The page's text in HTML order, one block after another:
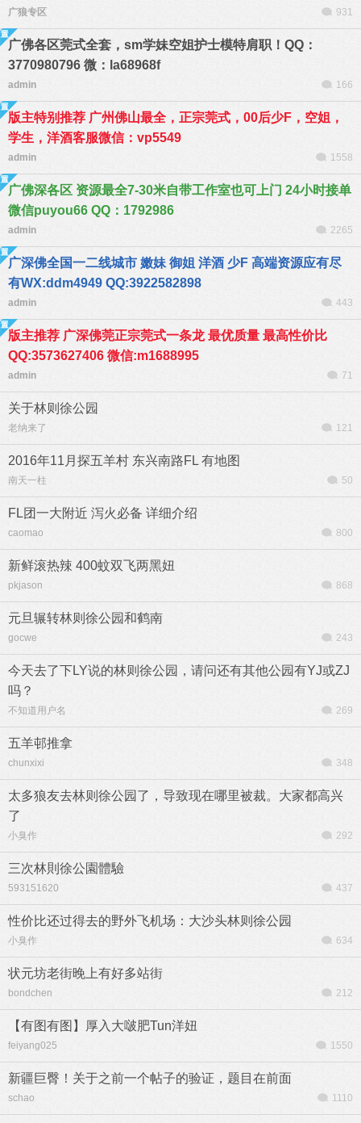
广狼专区 931
广佛各区莞式全套，sm学妹空姐护士模特肩职！QQ：
3770980796 微：la68968f
admin 166
版主特别推荐 广州佛山最全，正宗莞式，00后少F，空姐，
学生，洋酒客服微信：vp5549
admin 1558
广佛深各区 资源最全7-30米自带工作室也可上门 24小时接单
微信puyou66 QQ：1792986
admin 2265
广深佛全国一二线城市 嫩妹 御姐 洋酒 少F 高端资源应有尽
有WX:ddm4949 QQ:3922582898
admin 443
版主推荐 广深佛莞正宗莞式一条龙 最优质量 最高性价比
QQ:3573627406 微信:m1688995
admin 71
关于林则徐公园
老纳来了 121
2016年11月探五羊村 东兴南路FL 有地图
南天一柱 50
FL团一大附近 泻火必备 详细介绍
caomao 800
新鲜滚热辣 400蚊双飞两黑妞
pkjason 868
元旦辗转林则徐公园和鹤南
gocwe 243
今天去了下LY说的林则徐公园，请问还有其他公园有YJ或ZJ
吗？
不知道用户名 269
五羊邨推拿
chunxixi 348
太多狼友去林则徐公园了，导致现在哪里被裁。大家都高兴
了
小臭作 292
三次林則徐公園體驗
593151620 437
性价比还过得去的野外飞机场：大沙头林则徐公园
小臭作 634
状元坊老街晚上有好多站街
bondchen 212
【有图有图】厚入大啵肥Tun洋妞
feiyang025 1550
新疆巨臀！关于之前一个帖子的验证，题目在前面
schao 1110